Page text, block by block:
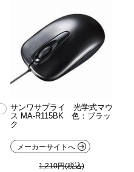
サンワサプライ 光学式マウ
ス MA-R115BK 色：ブラッ
ク
メーカーサイトへ
1,210円(税込)